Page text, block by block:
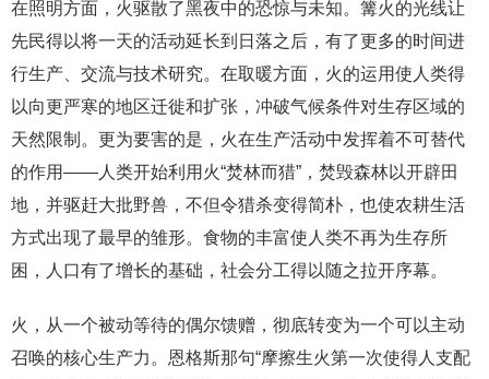
在照明方面，火驱散了黑夜中的恐惊与未知。篝火的光线让
先民得以将一天的活动延长到日落之后，有了更多的时间进
行生产、交流与技术研究。在取暖方面，火的运用使人类得
以向更严寒的地区迁徙和扩张，冲破气候条件对生存区域的
天然限制。更为要害的是，火在生产活动中发挥着不可替代
的作用——人类开始利用火“焚林而猎”，焚毁森林以开辟田
地，并驱赶大批野兽，不但令猎杀变得简朴，也使农耕生活
方式出现了最早的雏形。食物的丰富使人类不再为生存所
困，人口有了增长的基础，社会分工得以随之拉开序幕。
火，从一个被动等待的偶尔馈赠，彻底转变为一个可以主动
召唤的核心生产力。恩格斯那句“摩擦生火第一次使得人支配